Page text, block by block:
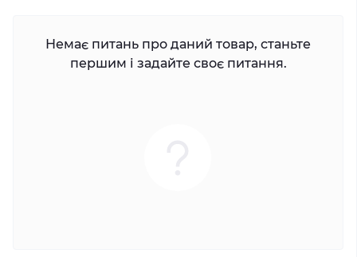
Немає питань про даний товар, станьте
першим і задайте своє питання.